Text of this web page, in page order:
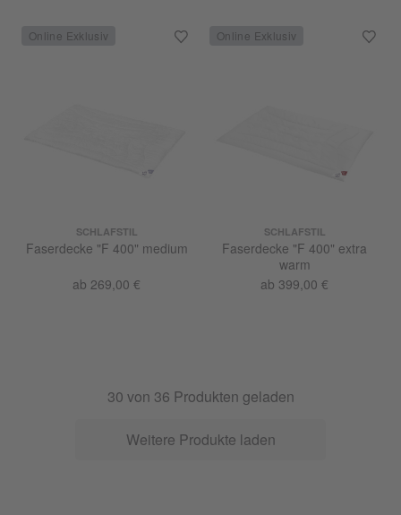
SCHLAFSTIL
Faserdecke "F 400" medium
ab 269,00 €
SCHLAFSTIL
Faserdecke "F 400" extra
warm
ab 399,00 €
30 von 36 Produkten geladen
Weitere Produkte laden